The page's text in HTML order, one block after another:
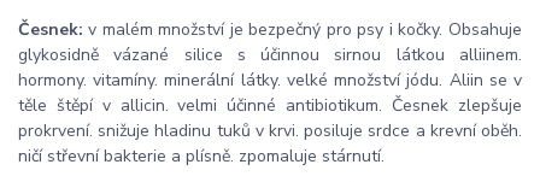
Česnek: v malém množství je bezpečný pro psy i kočky. Obsahuje
glykosidně vázané silice s účinnou sirnou látkou alliinem.
hormony. vitamíny. minerální látky. velké množství jódu. Aliin se v
těle štěpí v allicin. velmi účinné antibiotikum. Česnek zlepšuje
prokrvení. snižuje hladinu tuků v krvi. posiluje srdce a krevní oběh.
ničí střevní bakterie a plísně. zpomaluje stárnutí.